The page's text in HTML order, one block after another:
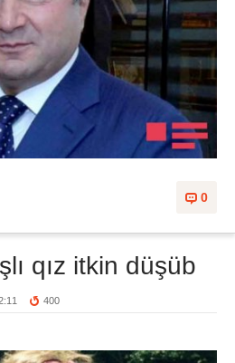
0
qız itkin düşüb
400